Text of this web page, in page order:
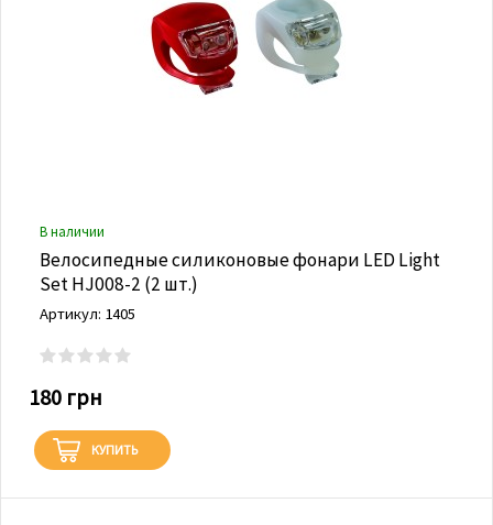
В наличии
Велосипедные силиконовые фонари LED Light
Set HJ008-2 (2 шт.)
Артикул: 1405
180 грн
КУПИТЬ